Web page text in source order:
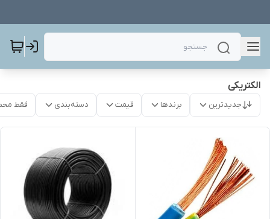
الکتریکی
جدیدترین برندها قیمت دسته‌بندی فقط